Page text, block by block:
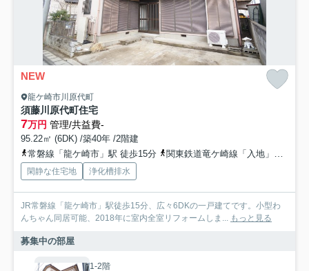
NEW
龍ケ崎市川原代町
須藤川原代町住宅
7万円 管理/共益費-
95.22㎡ (6DK) /築40年 /2階建
常磐線「龍ケ崎市」駅 徒歩15分
関東鉄道竜ケ崎線「入地」駅 徒歩23分
閑静な住宅地 浄化槽排水
JR常磐線「龍ケ崎市」駅徒歩15分、広々6DKの一戸建てです。小型わ
んちゃん同居可能、2018年に室内全室リフォームしま... もっと見る
募集中の部屋
1-2階